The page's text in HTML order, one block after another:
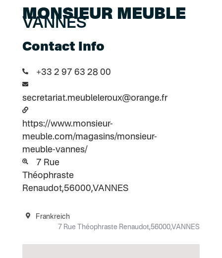
MONSIEUR MEUBLE
VANNES
Contact Info
+33 2 97 63 28 00
secretariat.meubleleroux@orange.fr
https://www.monsieur-
meuble.com/magasins/monsieur-
meuble-vannes/
7 Rue
Théophraste
Renaudot,56000,VANNES
Frankreich
7 Rue Théophraste Renaudot,56000,VANNES